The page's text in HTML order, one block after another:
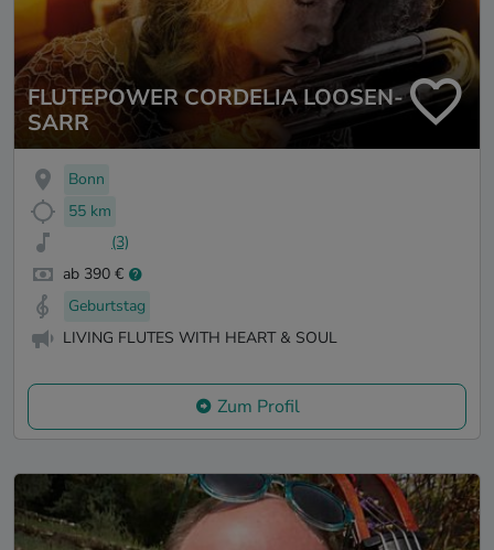
FLUTEPOWER CORDELIA LOOSEN-
SARR
Bonn
55 km
(3)
ab 390 €
Geburtstag
LIVING FLUTES WITH HEART & SOUL
Zum Profil